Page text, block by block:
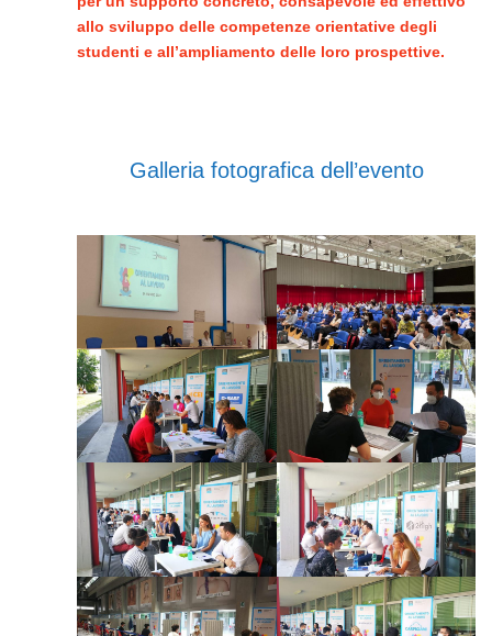
allo sviluppo delle competenze orientative degli
studenti e all’ampliamento delle loro prospettive.
Galleria fotografica dell’evento